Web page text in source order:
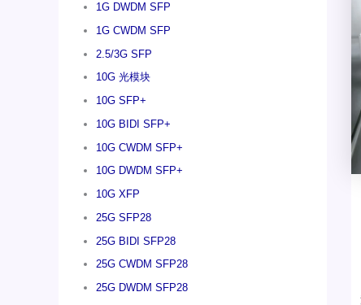
1G DWDM SFP
1G CWDM SFP
2.5/3G SFP
10G 光模块
10G SFP+
10G BIDI SFP+
10G CWDM SFP+
10G DWDM SFP+
10G XFP
25G SFP28
25G BIDI SFP28
25G CWDM SFP28
25G DWDM SFP28